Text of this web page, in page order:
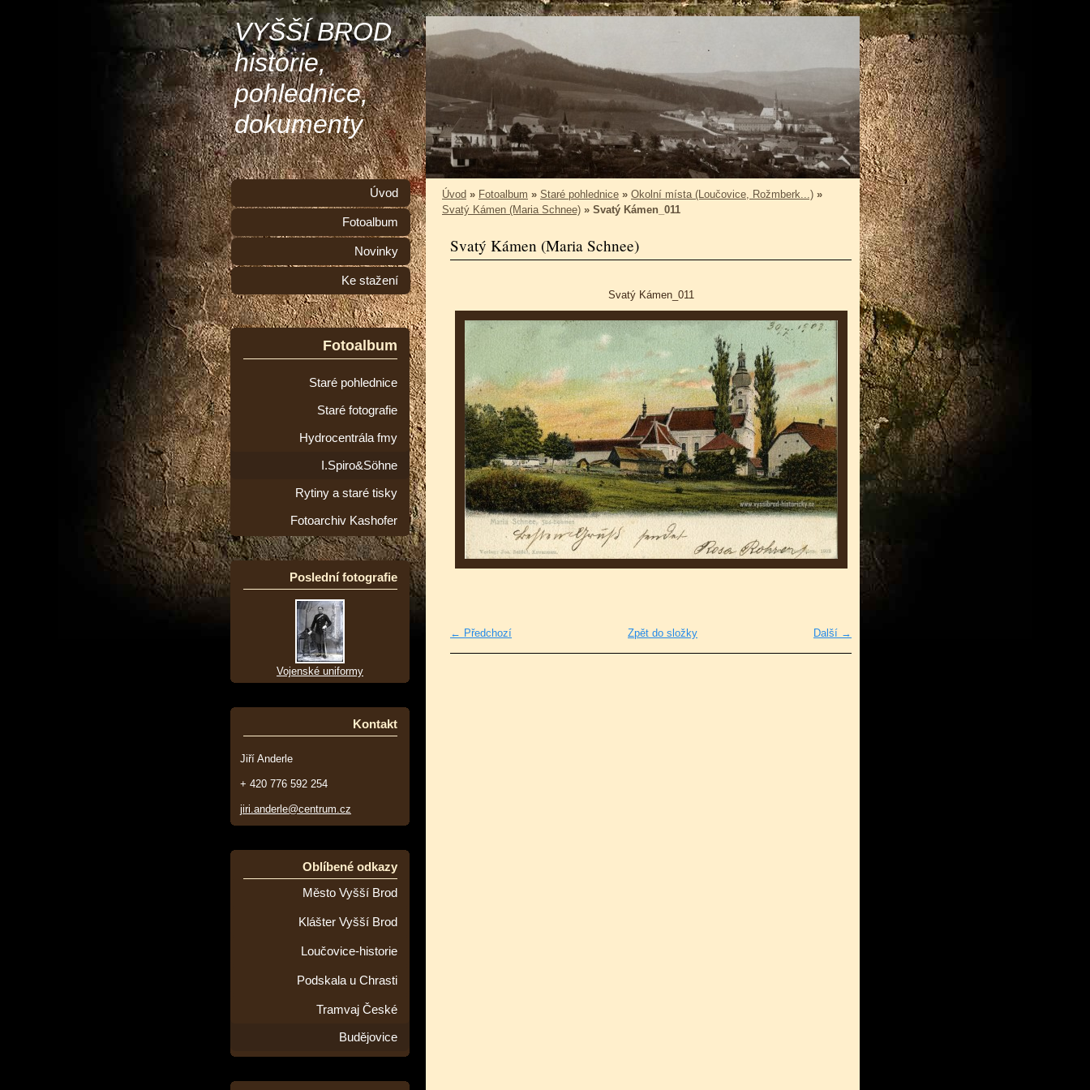
VYŠŠÍ BROD
historie,
pohlednice,
dokumenty
Úvod » Fotoalbum » Staré pohlednice » Okolní místa (Loučovice, Rožmberk...) »
Svatý Kámen (Maria Schnee) » Svatý Kámen_011
Svatý Kámen (Maria Schnee)
Svatý Kámen_011
← Předchozí Další →
Zpět do složky
Úvod
Fotoalbum
Novinky
Ke stažení
Fotoalbum
Staré pohlednice
Staré fotografie
Hydrocentrála fmy
I.Spiro&Söhne
Rytiny a staré tisky
Fotoarchiv Kashofer
Poslední fotografie
Vojenské uniformy
Kontakt
Jiří Anderle
+ 420 776 592 254
jiri.anderle@centrum.cz
Oblíbené odkazy
Město Vyšší Brod
Klášter Vyšší Brod
Loučovice-historie
Podskala u Chrasti
Tramvaj České
Budějovice